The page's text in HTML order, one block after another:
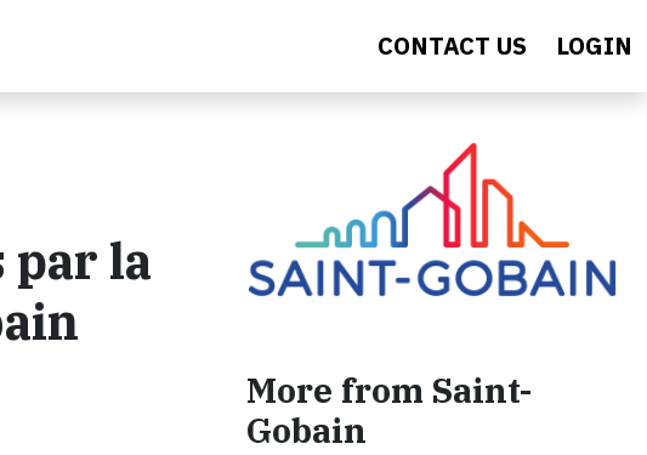
CONTACT US LOGIN
par la
More from Saint-
Gobain